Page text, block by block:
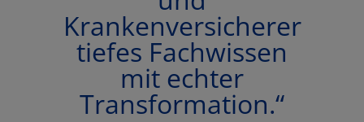
Krankenversicherer
tiefes Fachwissen
mit echter
Transformation.“